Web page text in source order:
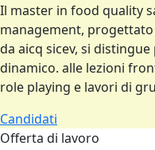
Il master in food quality
management,
da aicq sicev, si
dinamico. alle lezioni
role playing e lavori di
Candidati
Offerta di lavoro